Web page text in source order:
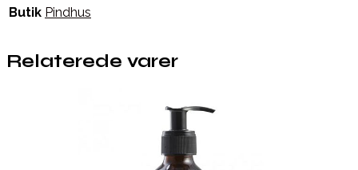
Butik Pindhus
Relaterede varer